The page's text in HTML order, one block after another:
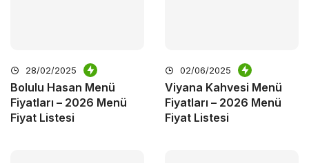
28/02/2025
Bolulu Hasan Menü
Fiyatları – 2026 Menü
Fiyat Listesi
02/06/2025
Viyana Kahvesi Menü
Fiyatları – 2026 Menü
Fiyat Listesi